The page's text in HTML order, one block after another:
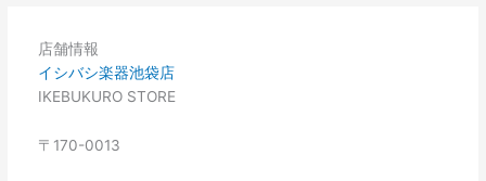
店舗情報
イシバシ楽器池袋店
IKEBUKURO STORE
〒170-0013